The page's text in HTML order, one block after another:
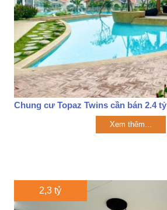
Chung cư Topaz Twins cần bán 2.4 tỷ
Xem thêm...
2,3 tỷ